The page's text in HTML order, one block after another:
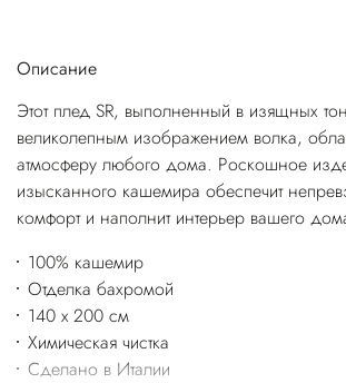
Описание
Этот плед SR, выполненный в изящных
великолепным изображением волка,
атмосферу любого дома. Роскошное
изысканного кашемира обеспечит
комфорт и наполнит интерьер вашего
100% кашемир
Отделка бахромой
140 x 200 см
Химическая чистка
Сделано в Италии